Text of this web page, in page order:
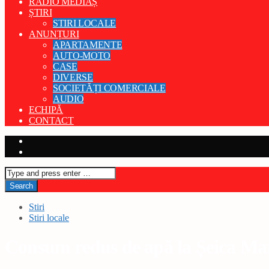
ȘTIRI
STIRI LOCALE
ANUNȚURI
APARTAMENTE
AUTO-MOTO
CASE
DIVERSE
SOCIETĂȚI COMERCIALE
AUDIO
ECHIPĂ
CONTACT
Stiri
Stiri locale